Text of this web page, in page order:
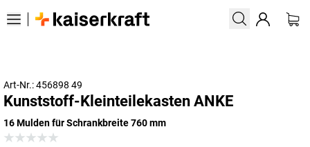
Art-Nr.: 456898 49
Kunststoff-Kleinteilekasten ANKE
16 Mulden für Schrankbreite 760 mm